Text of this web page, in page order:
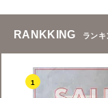
RANKKING ランキ
1